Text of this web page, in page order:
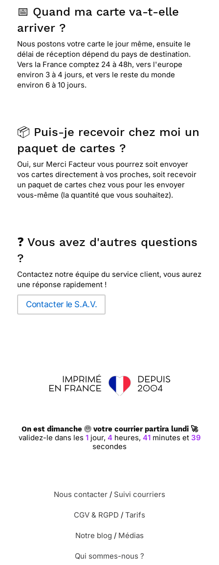
📅 Quand ma carte va-t-elle
arriver ?
Nous postons votre carte le jour même, ensuite le
délai de réception dépend du pays de destination.
Vers la France comptez 24 à 48h, vers l'europe
environ 3 à 4 jours, et vers le reste du monde
environ 6 à 10 jours.
📦 Puis-je recevoir chez moi un
paquet de cartes ?
Oui, sur Merci Facteur vous pourrez soit envoyer
vos cartes directement à vos proches, soit recevoir
un paquet de cartes chez vous pour les envoyer
vous-même (la quantité que vous souhaitez).
❓ Vous avez d'autres questions
?
Contactez notre équipe du service client, vous aurez
une réponse rapidement !
Contacter le S.A.V.
On est dimanche votre courrier partira lundi 🚀
validez-le dans les 1jour, 4heures, 41minutes et 38
secondes
Nous contacter / Suivi courriers
CGV & RGPD / Tarifs
Notre blog / Médias
Qui sommes-nous ?